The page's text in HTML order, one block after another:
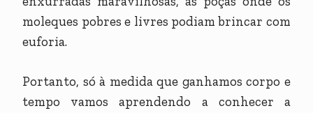
moleques pobres e livres podiam brincar com
euforia.
Portanto, só à medida que ganhamos corpo e
tempo vamos aprendendo a conhecer a